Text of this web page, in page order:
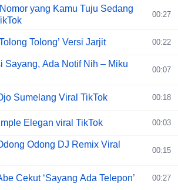
yang Kamu Tuju Sedang
00:27
Tolong’ Versi Jarjit 00:22
Sayang, Ada Notif Nih – Miku
00:07
Sumelang Viral TikTok 00:18
Elegan viral TikTok 00:03
Odong DJ Remix Viral
00:15
Cekut ‘Sayang Ada Telepon’ 00:27